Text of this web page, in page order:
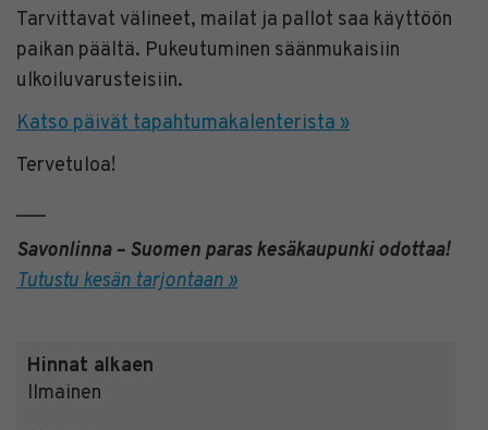
Tarvittavat välineet, mailat ja pallot saa käyttöön
paikan päältä. Pukeutuminen säänmukaisiin
ulkoiluvarusteisiin.
Katso päivät tapahtumakalenterista »
Tervetuloa!
___
Savonlinna – Suomen paras kesäkaupunki odottaa!
Tutustu kesän tarjontaan »
Hinnat alkaen
Ilmainen